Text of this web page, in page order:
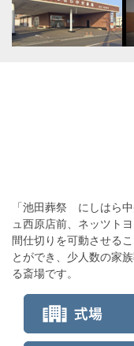
「池田葬祭 にしはら
ュ西原店前、ネッツト
間仕切りを可動させる
とができ、少人数の家
る斎場です。